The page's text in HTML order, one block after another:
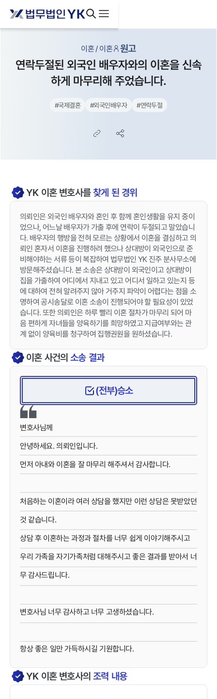
이혼 / 이혼 원고
연락두절된 외국인 배우자와의 이혼을 신속
하게 마무리해 주었습니다.
#국제결혼 #외국인배우자 #연락두절
YK 이혼변호사를찾게 된 경위
의뢰인은 외국인 배우자와 혼인 후 함께 혼인생활을 유지 중이
었으나, 어느날 배우자가 가출 후에 연락이 두절되고 말았습니
다. 배우자의 행방을 전혀 모르는 상황에서 이혼을 결심하고 의
뢰인 혼자서 이혼을 진행하려 했으나 상대방이 외국인으로 준
비해야하는 서류 등이 복잡하여 법무법인 YK 진주 분사무소에
방문해주셨습니다. 본 소송은 상대방이 외국인이고 상대방이
집을 가출하여 어디에서 지내고 있고 어디서 일하고 있는지 등
에 대하여 전혀 알려주지 않아 거주지 파악이 어렵다는 점을 소
명하여 공시송달로 이혼 소송이 진행되어야 할 필요성이 있었
습니다. 또한 의뢰인은 하루 빨리 이혼 절차가 마무리 되어 마
음 편하게 자녀들을 양육하기를 희망하였고 지급여부와는 관
계 없이 양육비를 청구하여 집행권원을 원하셨습니다.
이혼사건의소송 결과
(전부)승소
변호사님께
안녕하세요. 의뢰인입니다.
먼저 아내와 이혼을 잘 마무리 해주셔서 감사합니다.
처음하는 이혼이라 여러 상담을 했지만 이런 상담은 못받았던
것 같습니다.
상담 후 이혼하는 과정과 절차를 너무 쉽게 이야기해주시고
우리 가족을 자기가족처럼 대해주시고 좋은 결과를 받아서 너
무 감사드립니다.
변호사님 너무 감사하고 너무 고생하셨습니다.
항상 좋은 일만 가득하시길 기원합니다.
YK 이혼변호사의조력 내용